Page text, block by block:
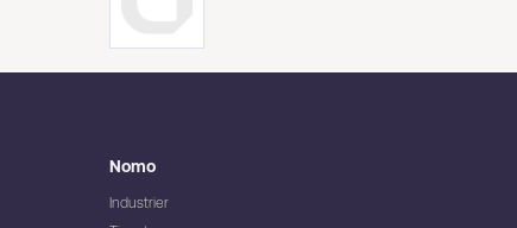
Nomo
Industrier